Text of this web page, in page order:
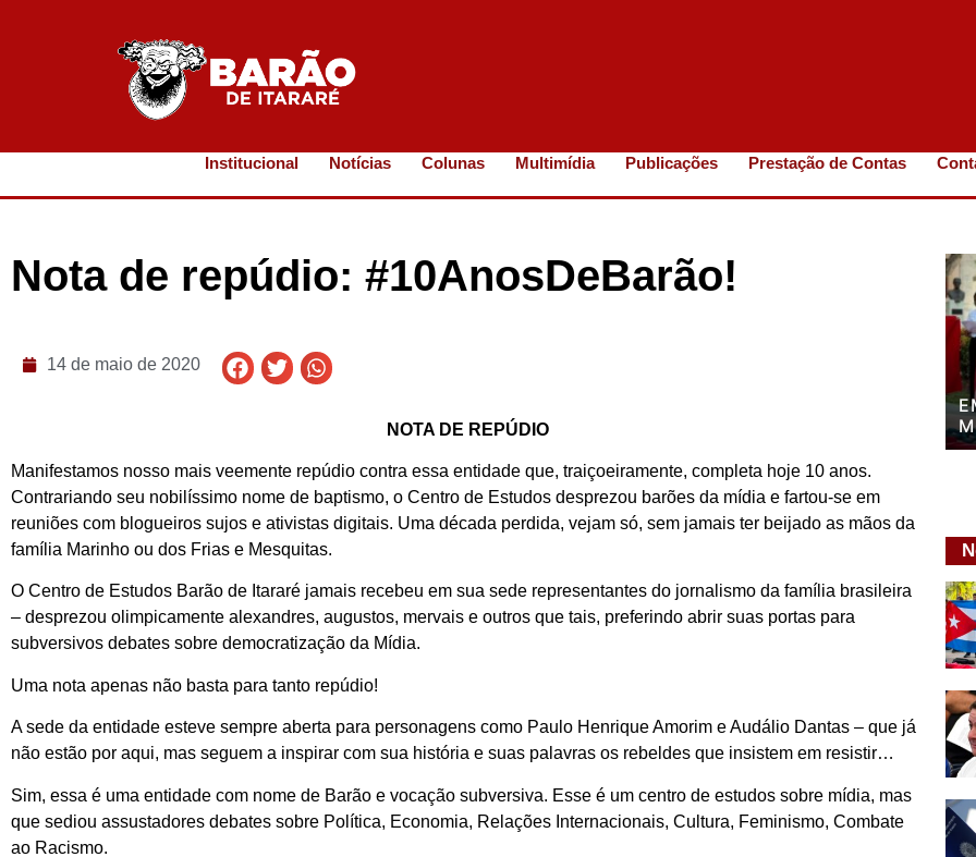
Institucional Notícias Colunas Multimídia Publicações Prestação de Contas
Nota de repúdio: #10AnosDeBarão!
14 de maio de 2020
NOTA DE REPÚDIO
Manifestamos nosso mais veemente repúdio contra essa entidade que, traiçoeiramente, completa hoje 10 anos.
Contrariando seu nobilíssimo nome de baptismo, o Centro de Estudos desprezou barões da mídia e fartou-se em
reuniões com blogueiros sujos e ativistas digitais. Uma década perdida, vejam só, sem jamais ter beijado as mãos da
família Marinho ou dos Frias e Mesquitas.
O Centro de Estudos Barão de Itararé jamais recebeu em sua sede representantes do jornalismo da família brasileira
– desprezou olimpicamente alexandres, augustos, mervais e outros que tais, preferindo abrir suas portas para
subversivos debates sobre democratização da Mídia.
Uma nota apenas não basta para tanto repúdio!
A sede da entidade esteve sempre aberta para personagens como Paulo Henrique Amorim e Audálio Dantas – que já
não estão por aqui, mas seguem a inspirar com sua história e suas palavras os rebeldes que insistem em resistir…
Sim, essa é uma entidade com nome de Barão e vocação subversiva. Esse é um centro de estudos sobre mídia, mas
que sediou assustadores debates sobre Política, Economia, Relações Internacionais, Cultura, Feminismo, Combate
ao Racismo.